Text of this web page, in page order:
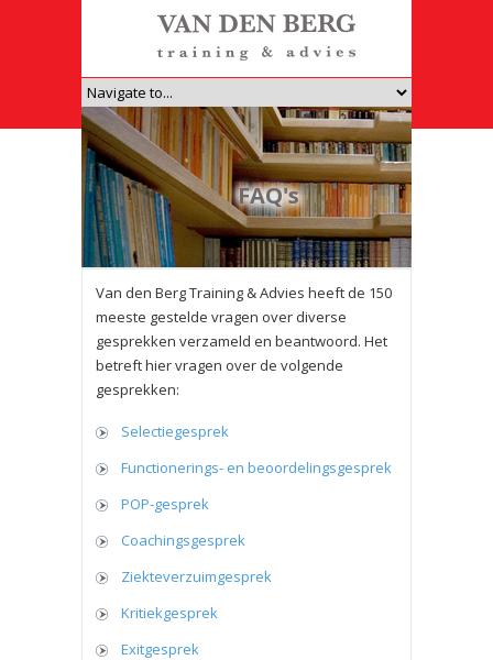
FAQ's
Van den Berg Training & Advies heeft de 150
meeste gestelde vragen over diverse
gesprekken verzameld en beantwoord. Het
betreft hier vragen over de volgende
gesprekken:
Selectiegesprek
Functionerings- en beoordelingsgesprek
POP-gesprek
Coachingsgesprek
Ziekteverzuimgesprek
Kritiekgesprek
Exitgesprek